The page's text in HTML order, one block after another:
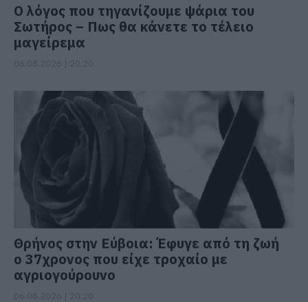
Ο λόγος που τηγανίζουμε ψάρια του
Σωτήρος – Πως θα κάνετε το τέλειο
μαγείρεμα
Θρήνος στην Εύβοια: Έφυγε από τη ζωή
ο 37χρονος που είχε τροχαίο με
αγριογούρουνο